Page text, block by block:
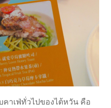
าเฟ่ทั่วไปของไต้หวัน คือ